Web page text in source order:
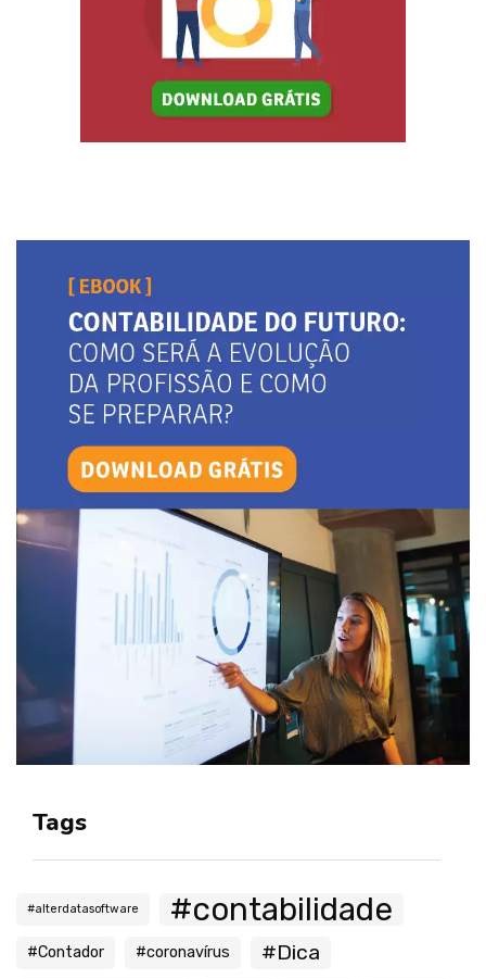
Tags
#alterdatasoftware #contabilidade
#Contador #coronavírus #Dica